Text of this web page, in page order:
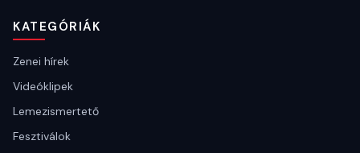
KATEGÓRIÁK
Zenei hírek
Videóklipek
Lemezismertető
Fesztiválok